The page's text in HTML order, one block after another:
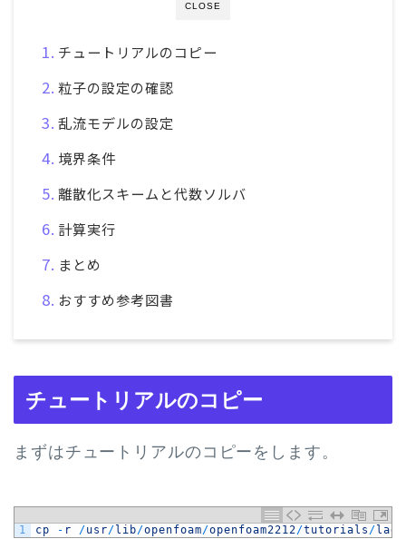
CLOSE
チュートリアルのコピー
粒子の設定の確認
乱流モデルの設定
境界条件
離散化スキームと代数ソルバ
計算実行
まとめ
おすすめ参考図書
チュートリアルのコピー
まずはチュートリアルのコピーをします。
1 cp - r /usr/lib/openfoam/openfoam2212/tutorials /